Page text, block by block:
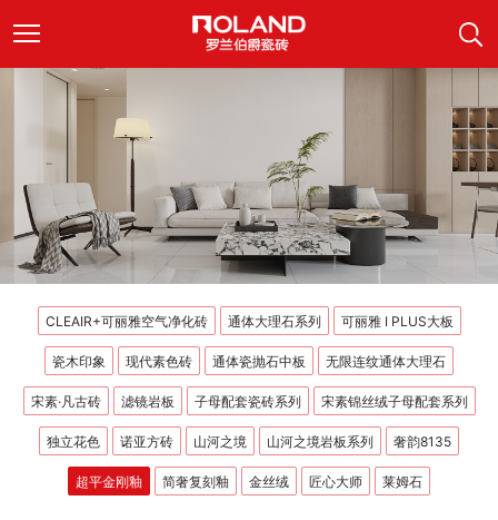
CLEAIR+可丽雅空气净化砖 通体大理石系列 可丽雅 I PLUS大板
瓷木印象 现代素色砖 通体瓷抛石中板 无限连纹通体大理石
宋素·凡古砖 滤镜岩板 子母配套瓷砖系列 宋素锦丝绒子母配套系列
独立花色 诺亚方砖 山河之境 山河之境岩板系列 奢韵8135
超平金刚釉 简奢复刻釉 金丝绒 匠心大师 莱姆石